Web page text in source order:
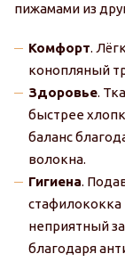
пижамами из
Комфорт.
конопляный
Здоровье.
быстрее
баланс
волокна.
Гигиена.
стафилококка
неприятный
благодаря